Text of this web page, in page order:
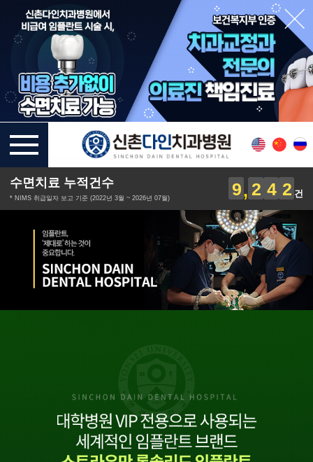
수면치료 누적건수
* NIMS 취급일자 보고 기준 (2022년 3월 ~ 2026년 07월) 9 2 4 2 건